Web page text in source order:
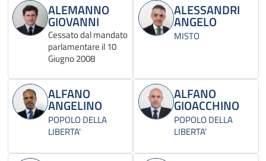
ALEMANNO
GIOVANNI
Cessato dal mandato
parlamentare il 10
Giugno 2008
ALESSANDRI
ANGELO
MISTO
ALFANO
ANGELINO
POPOLO DELLA
LIBERTA'
ALFANO
GIOACCHINO
POPOLO DELLA
LIBERTA'